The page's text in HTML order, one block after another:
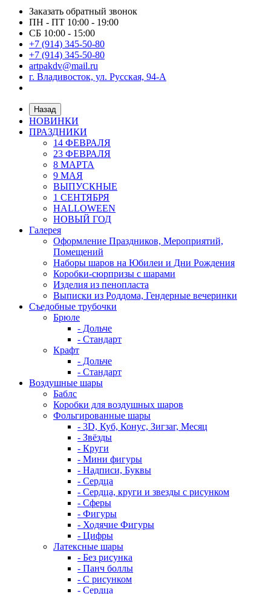
Заказать обратный звонок
ПН - ПТ 10:00 - 19:00
СБ 10:00 - 15:00
+7 (914) 345-50-80
+7 (914) 345-50-80
artpakdv@mail.ru
г. Владивосток, ул. Русская, 94-А
Назад
НОВИНКИ
ПРАЗДНИКИ
14 ФЕВРАЛЯ
23 ФЕВРАЛЯ
8 МАРТА
9 МАЯ
ВЫПУСКНЫЕ
1 СЕНТЯБРЯ
HALLOWEEN
НОВЫЙ ГОД
Галерея
Оформление Праздников, Мероприятий,
Помещений
Наборы шаров на Юбилеи и Дни Рождения
Коробки-сюрпризы с шарами
Изделия из пенопласта
Выписки из Роддома, Гендерные вечеринки
Съедобные трубочки
Брюле
- Дольче
- Стандарт
Крафт
- Дольче
- Стандарт
Воздушные шары
Баблс
Коробки для воздушных шаров
Фольгированные шары
- 3D, Куб, Конус, Зигзаг, Месяц
- Звёзды
- Круги
- Мини фигуры
- Надписи, Буквы
- Сердца
- Сердца, круги и звезды с рисунком
- Сферы
- Фигуры
- Ходячие Фигуры
- Цифры
Латексные шары
- Без рисунка
- Панч боллы
- С рисунком
- Сердца